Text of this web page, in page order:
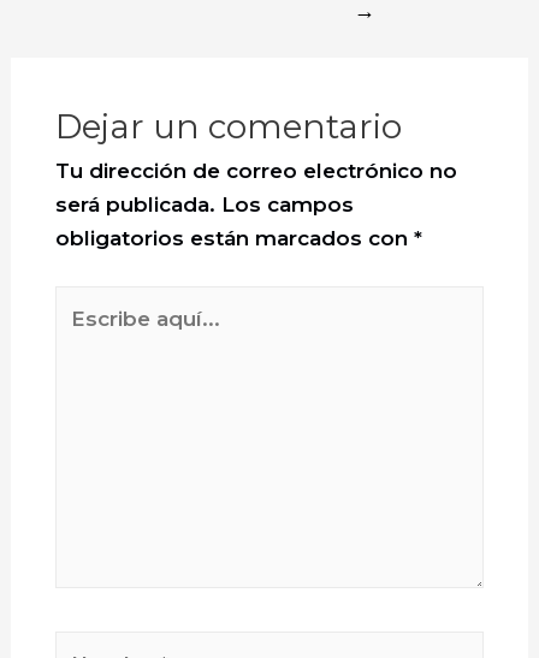
→
Dejar un comentario
Tu dirección de correo electrónico no
será publicada. Los campos
obligatorios están marcados con *